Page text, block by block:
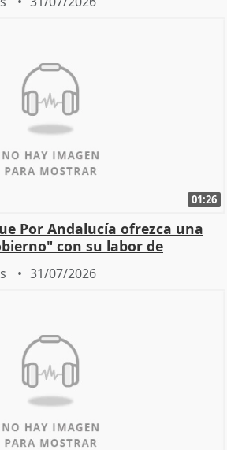
01:26
Por Andalucía ofrezca una
con su labor de
31/07/2026